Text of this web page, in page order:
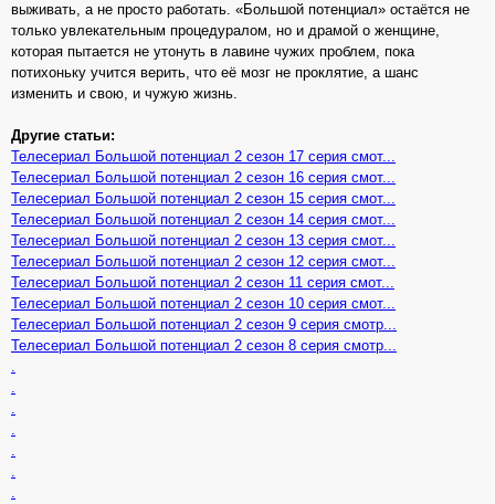
выживать, а не просто работать. «Большой потенциал» остаётся не
только увлекательным процедуралом, но и драмой о женщине,
которая пытается не утонуть в лавине чужих проблем, пока
потихоньку учится верить, что её мозг не проклятие, а шанс
изменить и свою, и чужую жизнь.
Другие статьи:
Телесериал Большой потенциал 2 сезон 17 серия смот...
Телесериал Большой потенциал 2 сезон 16 серия смот...
Телесериал Большой потенциал 2 сезон 15 серия смот...
Телесериал Большой потенциал 2 сезон 14 серия смот...
Телесериал Большой потенциал 2 сезон 13 серия смот...
Телесериал Большой потенциал 2 сезон 12 серия смот...
Телесериал Большой потенциал 2 сезон 11 серия смот...
Телесериал Большой потенциал 2 сезон 10 серия смот...
Телесериал Большой потенциал 2 сезон 9 серия смотр...
Телесериал Большой потенциал 2 сезон 8 серия смотр...
.
.
.
.
.
.
.